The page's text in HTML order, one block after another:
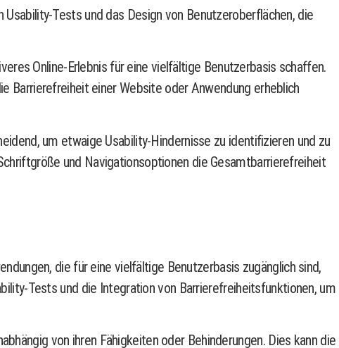
Tests und das Design von Benutzeroberflächen, die
Online-Erlebnis für eine vielfältige Benutzerbasis schaffen.
Barrierefreiheit einer Website oder Anwendung erheblich
um etwaige Usability-Hindernisse zu identifizieren und zu
und Navigationsoptionen die Gesamtbarrierefreiheit
die für eine vielfältige Benutzerbasis zugänglich sind,
Tests und die Integration von Barrierefreiheitsfunktionen, um
von ihren Fähigkeiten oder Behinderungen. Dies kann die